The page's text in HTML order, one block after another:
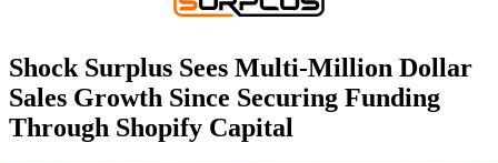
Shock Surplus Sees Multi-Million Dollar
Sales Growth Since Securing Funding
Through Shopify Capital